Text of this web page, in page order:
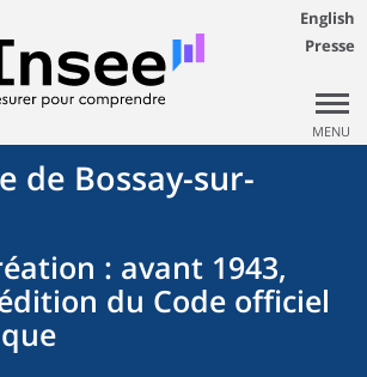
English
Presse
MENU
de Bossay-sur-
: avant 1943,
du Code officiel